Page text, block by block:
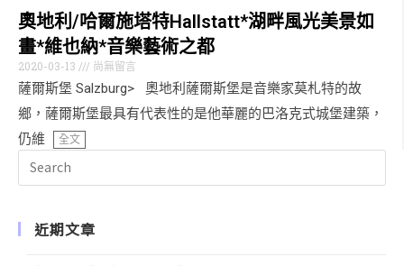
奧地利/哈爾施塔特Hallstatt*湖畔風光美景如
畫*維也納*音樂藝術之都
2020-03-13 尚無留言
薩爾斯堡 Salzburg> 奧地利薩爾斯堡是音樂家莫札特的故
鄉，薩爾斯堡最具有代表性的是他華麗的巴洛克式城堡建築，
仍維
全文
近期文章